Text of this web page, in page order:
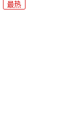
最热